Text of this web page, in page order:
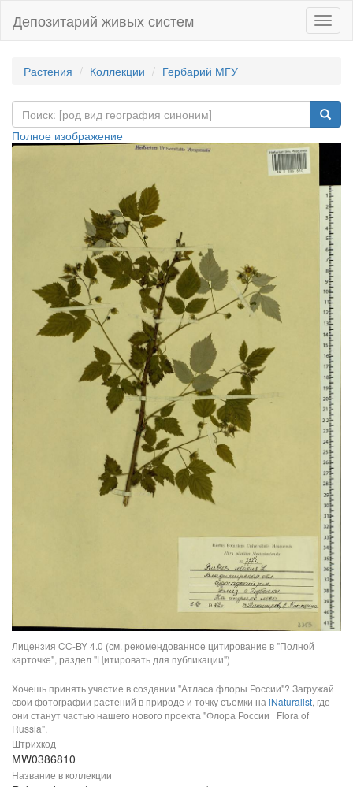
Депозитарий живых систем
Растения Коллекции Гербарий МГУ
Полное изображение
Лицензия CC-BY 4.0 (см. рекомендованное цитирование в "Полной
карточке", раздел "Цитировать для публикации")
Хочешь принять участие в создании "Атласа флоры России"? Загружай
свои фотографии растений в природе и точку съемки на iNaturalist, где
они станут частью нашего нового проекта "Флора России | Flora of
Russia".
Штрихкод
MW0386810
Название в коллекции